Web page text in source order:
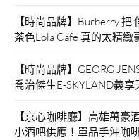
【時尚品牌】Burberry 把
茶色Lola Cafe 真的太精緻
【時尚品牌】GEORG
喬治傑生E-SKYLAND義享
【京心咖啡廳】高雄萬豪
小酒吧供應！單品手沖咖